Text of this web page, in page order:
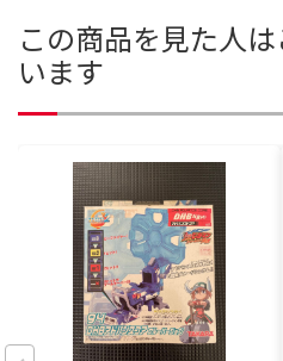
この商品を見た人
います